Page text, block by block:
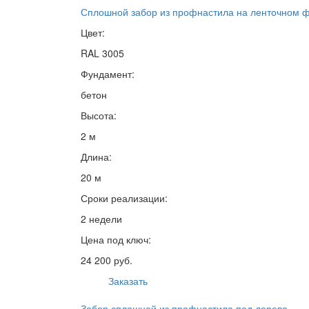
Сплошной забор из профнастила на ленточном
Цвет:
RAL 3005
Фундамент:
бетон
Высота:
2 м
Длина:
20 м
Сроки реализации:
2 недели
Цена под ключ:
24 200 руб.
Заказать